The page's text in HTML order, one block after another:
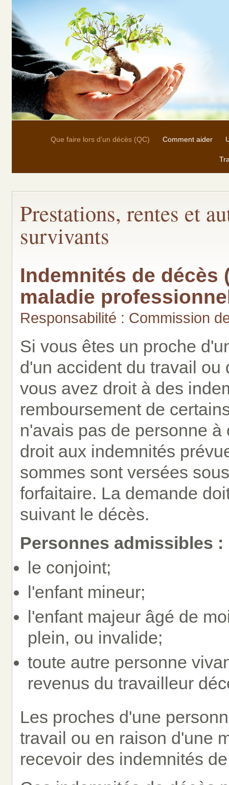
Que faire lors d’un décès (QC) Comment aider
Prestations, rentes et
survivants
Indemnités de
maladie
Responsabilité : Commission
Si vous êtes un proche
d'un accident du travail
vous avez droit à des
remboursement de
n'avais pas de personne
droit aux indemnités
sommes sont versées
forfaitaire. La demande
suivant le décès.
Personnes admissibles :
le conjoint;
l'enfant mineur;
l'enfant majeur âgé de
plein, ou invalide;
toute autre personne
revenus du travailleur
Les proches d'une
travail ou en raison d'une
recevoir des indemnités